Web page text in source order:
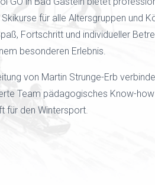
für alle Altersgruppen und
Fortschritt und individueller
besonderen Erlebnis.
von Martin Strunge-Erb
Team pädagogisches Know-
für den Wintersport.